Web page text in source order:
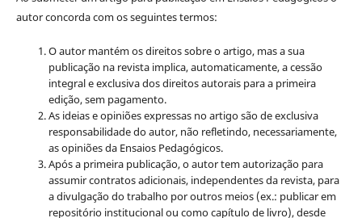
autor concorda com os seguintes termos:
O autor mantém os direitos sobre o artigo, mas a sua
publicação na revista implica, automaticamente, a cessão
integral e exclusiva dos direitos autorais para a primeira
edição, sem pagamento.
As ideias e opiniões expressas no artigo são de exclusiva
responsabilidade do autor, não refletindo, necessariamente,
as opiniões da Ensaios Pedagógicos.
Após a primeira publicação, o autor tem autorização para
assumir contratos adicionais, independentes da revista, para
a divulgação do trabalho por outros meios (ex.: publicar em
repositório institucional ou como capítulo de livro), desde